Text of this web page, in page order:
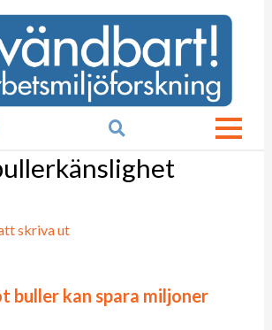
skriva ut
buller kan spara miljoner